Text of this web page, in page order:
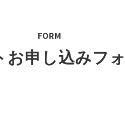
FORM
お申し込みフ